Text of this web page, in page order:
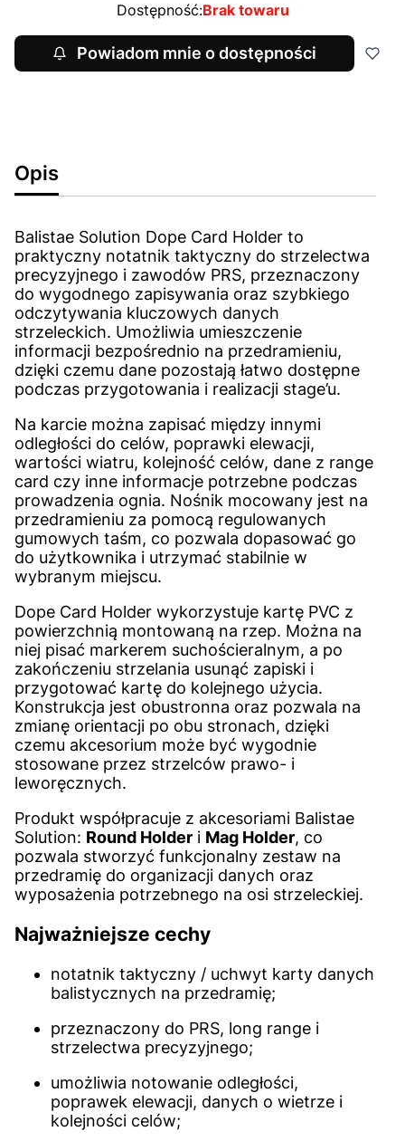
Dostępność:Brak towaru
Powiadom mnie o dostępności
Opis
Balistae Solution Dope Card Holder to
praktyczny notatnik taktyczny do strzelectwa
precyzyjnego i zawodów PRS, przeznaczony
do wygodnego zapisywania oraz szybkiego
odczytywania kluczowych danych
strzeleckich. Umożliwia umieszczenie
informacji bezpośrednio na przedramieniu,
dzięki czemu dane pozostają łatwo dostępne
podczas przygotowania i realizacji stage’u.
Na karcie można zapisać między innymi
odległości do celów, poprawki elewacji,
wartości wiatru, kolejność celów, dane z range
card czy inne informacje potrzebne podczas
prowadzenia ognia. Nośnik mocowany jest na
przedramieniu za pomocą regulowanych
gumowych taśm, co pozwala dopasować go
do użytkownika i utrzymać stabilnie w
wybranym miejscu.
Dope Card Holder wykorzystuje kartę PVC z
powierzchnią montowaną na rzep. Można na
niej pisać markerem suchościeralnym, a po
zakończeniu strzelania usunąć zapiski i
przygotować kartę do kolejnego użycia.
Konstrukcja jest obustronna oraz pozwala na
zmianę orientacji po obu stronach, dzięki
czemu akcesorium może być wygodnie
stosowane przez strzelców prawo- i
leworęcznych.
Produkt współpracuje z akcesoriami Balistae
Solution: Round Holder i Mag Holder, co
pozwala stworzyć funkcjonalny zestaw na
przedramię do organizacji danych oraz
wyposażenia potrzebnego na osi strzeleckiej.
Najważniejsze cechy
notatnik taktyczny / uchwyt karty danych
balistycznych na przedramię;
przeznaczony do PRS, long range i
strzelectwa precyzyjnego;
umożliwia notowanie odległości,
poprawek elewacji, danych o wietrze i
kolejności celów;